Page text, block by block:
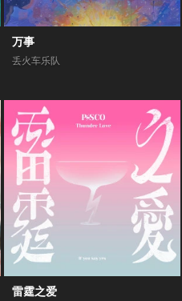
万事
丢火车乐队
雷霆之爱